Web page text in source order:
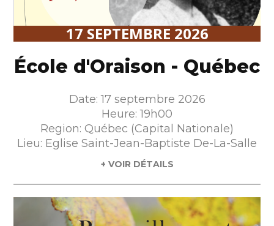
17 SEPTEMBRE 2026
École d'Oraison - Québec
Date: 17 septembre 2026
Heure: 19h00
Region: Québec (Capital Nationale)
Lieu: Eglise Saint-Jean-Baptiste De-La-Salle
+ VOIR DÉTAILS